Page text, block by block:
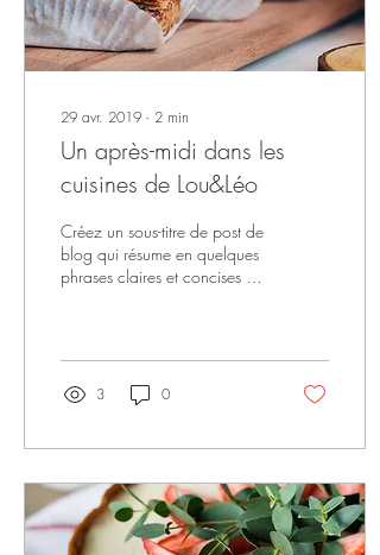
29 avr. 2019 ∙ 2 min
Un après-midi dans les
cuisines de Lou&Léo
Créez un sous-titre de post de
blog qui résume en quelques
phrases claires et concises le
3 0